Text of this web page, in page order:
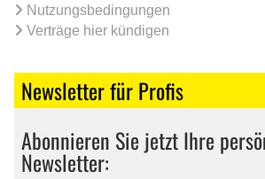
Nutzungsbedingungen
Verträge hier kündigen
Newsletter für Profis
Abonnieren Sie jetzt Ihre
Newsletter: